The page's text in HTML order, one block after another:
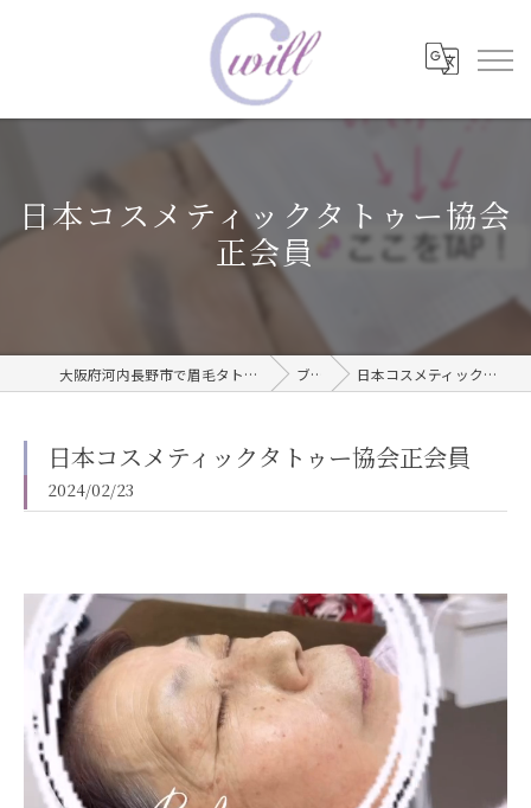
日本コスメティックタトゥー協会
正会員
大阪府河内長野市で眉毛タトゥーならwill care サロン ブログ 日本コスメティックタトゥー協会正会員
日本コスメティックタトゥー協会正会員
2024/02/23